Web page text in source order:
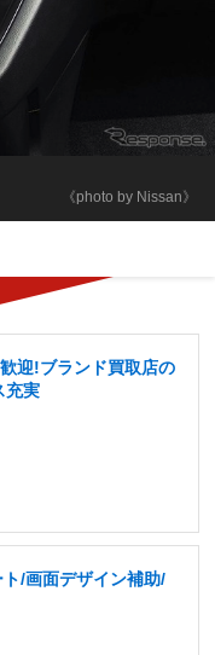
《photo by Nissan》
迎!ブランド買取店の
充実
/画面デザイン補助/